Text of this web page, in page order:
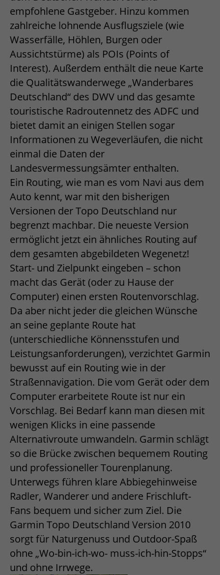
empfohlene Gastgeber. Hinzu kommen
zahlreiche lohnende Ausflugsziele (wie
Wasserfälle, Höhlen, Burgen oder
Aussichtstürme) als POIs (Points of
Interest). Außerdem enthält die neue Karte
die Qualitätswanderwege „Wanderbares
Deutschland“ des DWV und das gesamte
touristische Radroutennetz des ADFC und
bietet damit an einigen Stellen sogar
Informationen zu Wegeverläufen, die nicht
einmal die Daten der
Landesvermessungsämter enthalten.
Ein Routing, wie man es vom Navi aus dem
Auto kennt, war mit den bisherigen
Versionen der Topo Deutschland nur
begrenzt machbar. Die neueste Version
ermöglicht jetzt ein ähnliches Routing auf
dem gesamten abgebildeten Wegenetz!
Start- und Zielpunkt eingeben – schon
macht das Gerät (oder zu Hause der
Computer) einen ersten Routenvorschlag.
Da aber nicht jeder die gleichen Wünsche
an seine geplante Route hat
(unterschiedliche Könnensstufen und
Leistungsanforderungen), verzichtet Garmin
bewusst auf ein Routing wie in der
Straßennavigation. Die vom Gerät oder dem
Computer erarbeitete Route ist nur ein
Vorschlag. Bei Bedarf kann man diesen mit
wenigen Klicks in eine passende
Alternativroute umwandeln. Garmin schlägt
so die Brücke zwischen bequemem Routing
und professioneller Tourenplanung.
Unterwegs führen klare Abbiegehinweise
Radler, Wanderer und andere Frischluft-
Fans bequem und sicher zum Ziel. Die
Garmin Topo Deutschland Version 2010
sorgt für Naturgenuss und Outdoor-Spaß
ohne „Wo-bin-ich-wo- muss-ich-hin-Stopps“
und ohne Irrwege.